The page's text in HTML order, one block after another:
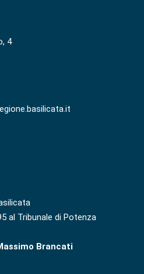
4
al Tribunale di Potenza
Brancati